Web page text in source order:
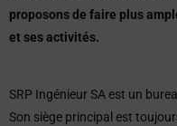
proposons de faire plus
et ses activités.
SRP Ingénieur SA est un
Son siège principal est